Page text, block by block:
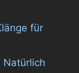
für
Natürlich